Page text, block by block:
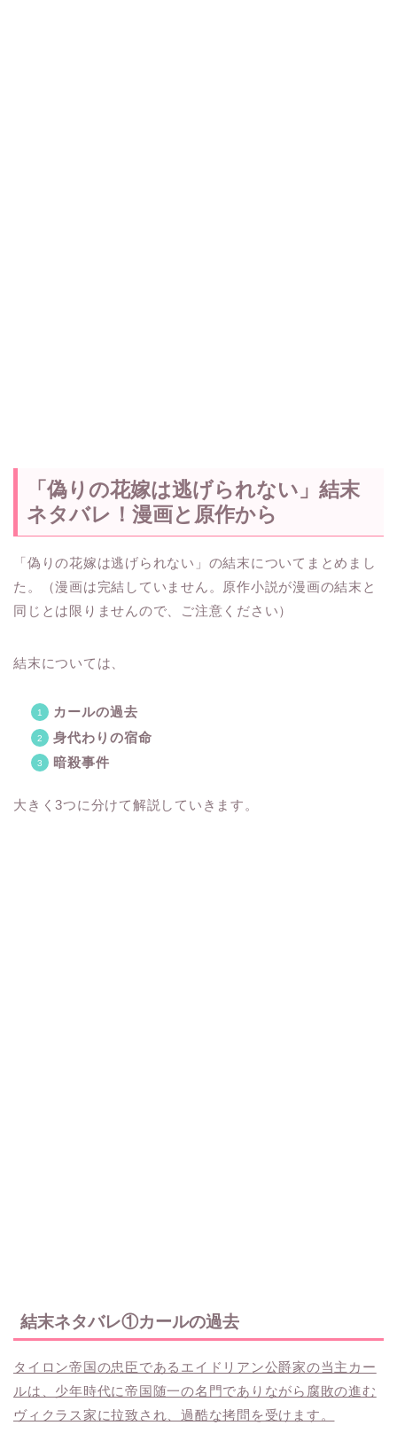
「偽りの花嫁は逃げられない」結末
ネタバレ！漫画と原作から
「偽りの花嫁は逃げられない」の結末についてまとめまし
た。（漫画は完結していません。原作小説が漫画の結末と
同じとは限りませんので、ご注意ください）
結末については、
カールの過去
身代わりの宿命
暗殺事件
大きく3つに分けて解説していきます。
結末ネタバレ①カールの過去
タイロン帝国の忠臣であるエイドリアン公爵家の当主カー
ルは、少年時代に帝国随一の名門でありながら腐敗の進む
ヴィクラス家に拉致され、過酷な拷問を受けます。